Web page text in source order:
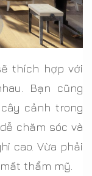
thích hợp với
Bạn cũng
cảnh trong
chăm sóc và
cao. Vừa phải
thẩm mỹ.